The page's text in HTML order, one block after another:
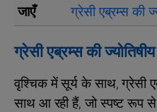
जाएँ ग्रेसी एब्रम्स की
ग्रेसी एब्रम्स की
वृश्चिक में सूर्य के साथ, ग्रेसी
साथ आ रही हैं, जो स्पष्ट रूप से